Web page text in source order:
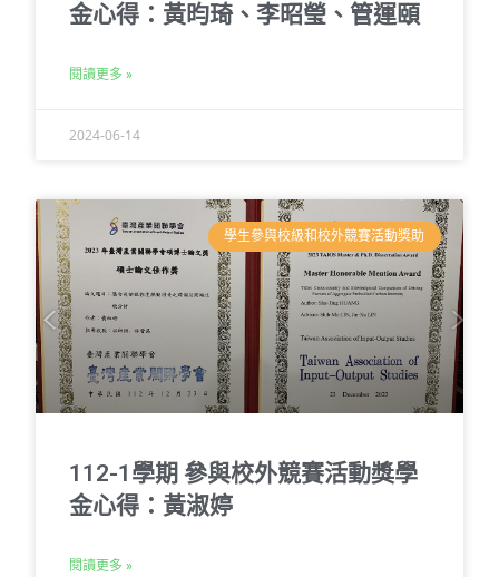
金心得：黃昀琦、李昭瑩、管運頤
閱讀更多 »
2024-06-14
學生參與校級和校外競賽活動獎助
112-1學期 參與校外競賽活動獎學
金心得：黃淑婷
閱讀更多 »